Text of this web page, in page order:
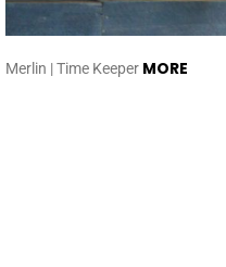
Merlin | Time Keeper MORE